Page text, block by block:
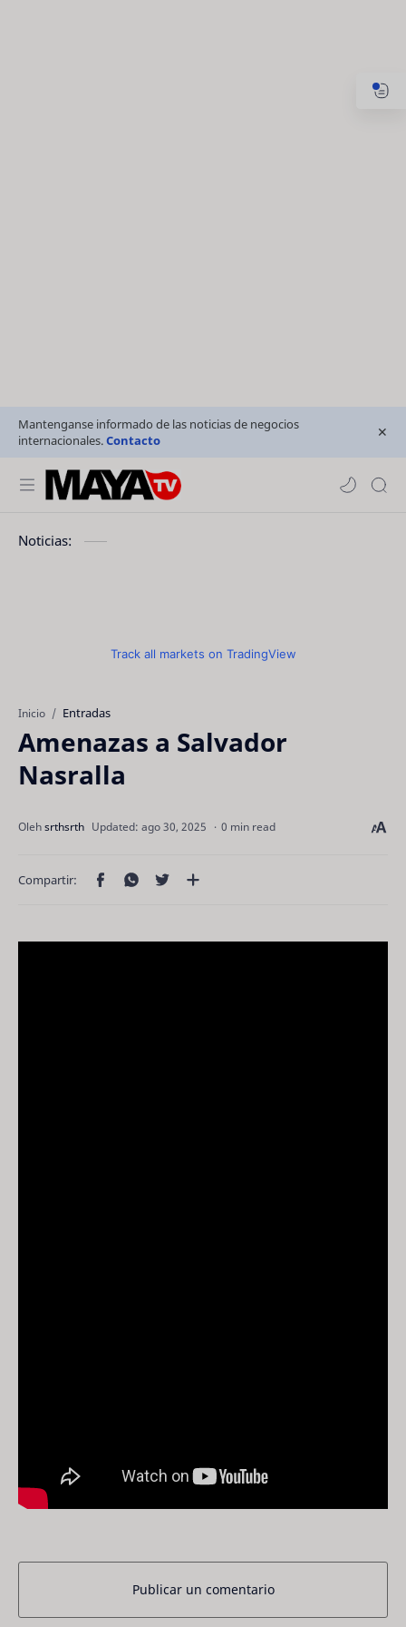
Mantenganse informado de las noticias de negocios
internacionales.Contacto
Noticias:
Track all markets on TradingView
Inicio Entradas
Amenazas a Salvador
Nasralla
0 min read
Publicar un comentario